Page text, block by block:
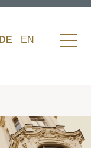
DE EN